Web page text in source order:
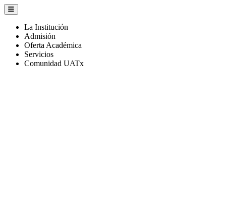
La Institución
Admisión
Oferta Académica
Servicios
Comunidad UATx